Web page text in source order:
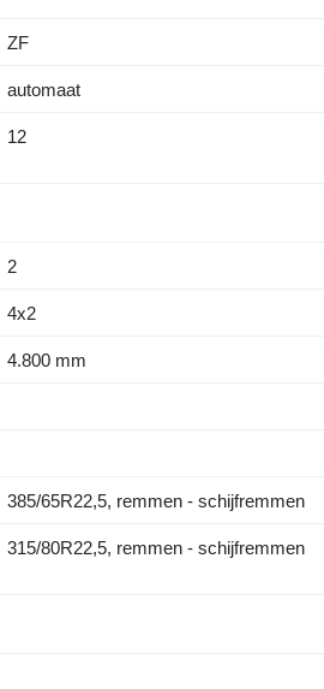
ZF
automaat
12
2
4x2
4.800 mm
385/65R22,5, remmen - schijfremmen
315/80R22,5, remmen - schijfremmen